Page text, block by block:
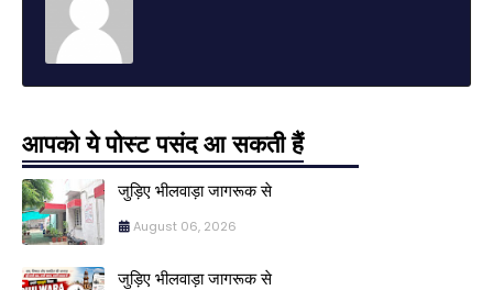
आपको ये पोस्ट पसंद आ सकती हैं
जुड़िए भीलवाड़ा जागरूक से
August 06, 2026
जुड़िए भीलवाड़ा जागरूक से